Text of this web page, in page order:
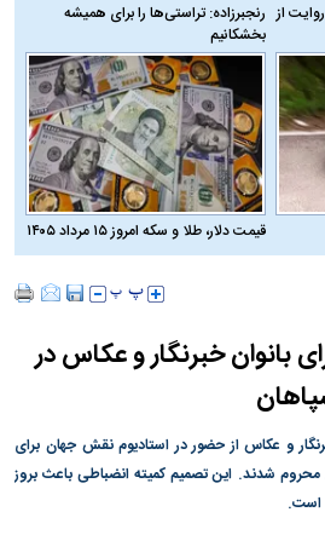
از رنجبرزاده: تراستی‌ها را برای همیشه
بخشکانیم
قیمت دلار، طلا و سکه امروز ۱۵ مرداد ۱۴۰۵
خبرنگار و عکاس در
و عکاس از حضور در استادیوم نقش جهان برای
شدند. این تصمیم کمیته انضباطی باعث بروز
است.